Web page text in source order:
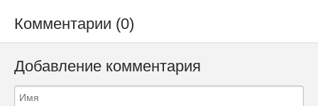
Комментарии (0)
Добавление комментария